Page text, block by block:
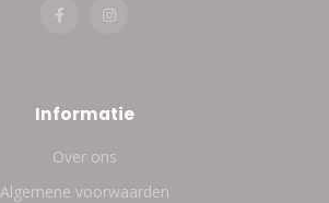
Informatie
Over ons
Algemene voorwaarden